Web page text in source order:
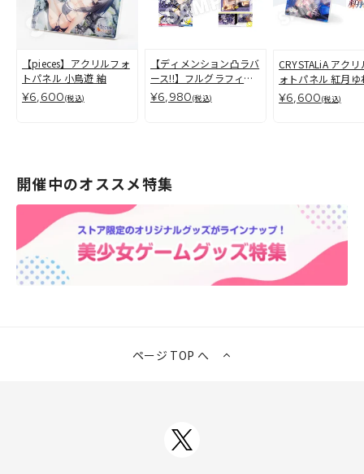
【pieces】アクリルフォ
トパネル 小鳥遊 紬
¥6,600(税込)
【ディメンション凸ラバ
ース!!】フルグラフィッ
クTシャツ 崩月 水仙
¥6,980(税込)
CRYSTALiA アクリ
ォトパネル 紅月ゆ
恋あかり
¥6,600(税込)
開催中のオススメ特集
ページ TOP へ